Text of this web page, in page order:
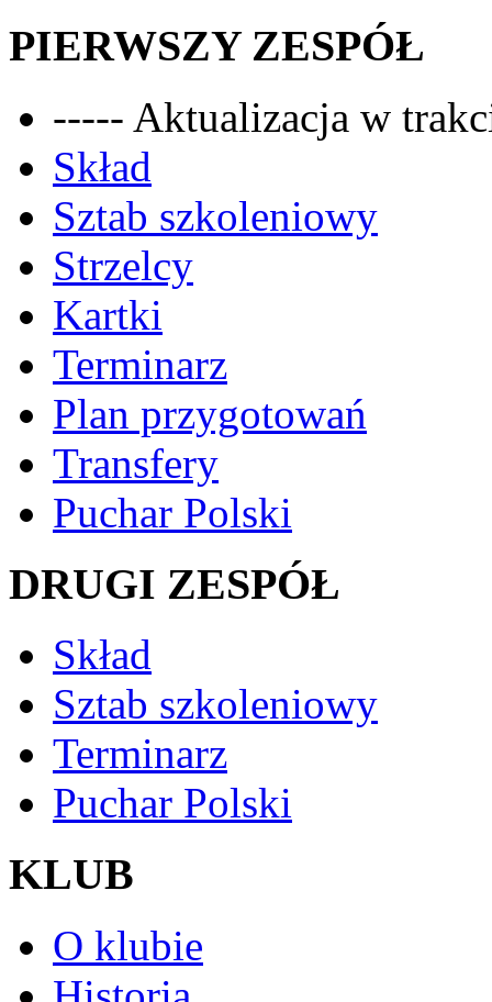
PIERWSZY ZESPÓŁ
----- Aktualizacja w
Skład
Sztab szkoleniowy
Strzelcy
Kartki
Terminarz
Plan przygotowań
Transfery
Puchar Polski
DRUGI ZESPÓŁ
Skład
Sztab szkoleniowy
Terminarz
Puchar Polski
KLUB
O klubie